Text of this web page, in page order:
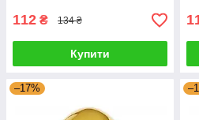
112 ₴ 134 ₴
Купити
–17%